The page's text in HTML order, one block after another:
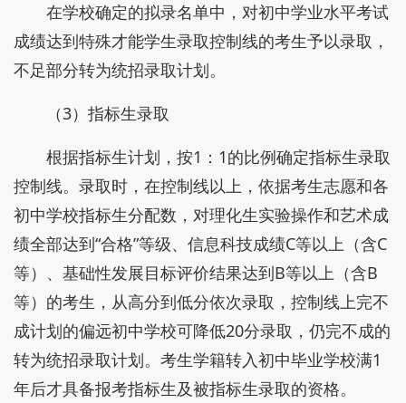
在学校确定的拟录名单中，对初中学业水平考试
成绩达到特殊才能学生录取控制线的考生予以录取，
不足部分转为统招录取计划。
（3）指标生录取
根据指标生计划，按1：1的比例确定指标生录取
控制线。录取时，在控制线以上，依据考生志愿和各
初中学校指标生分配数，对理化生实验操作和艺术成
绩全部达到“合格”等级、信息科技成绩C等以上（含C
等）、基础性发展目标评价结果达到B等以上（含B
等）的考生，从高分到低分依次录取，控制线上完不
成计划的偏远初中学校可降低20分录取，仍完不成的
转为统招录取计划。考生学籍转入初中毕业学校满1
年后才具备报考指标生及被指标生录取的资格。